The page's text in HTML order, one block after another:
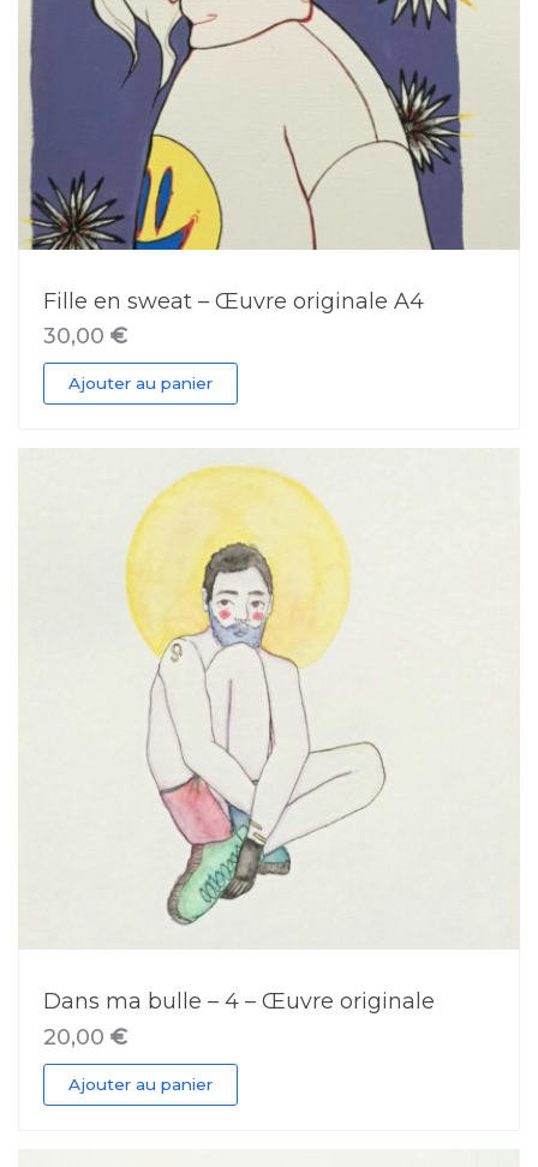
Fille en sweat – Œuvre originale A4
30,00 €
Ajouter au panier
Dans ma bulle – 4 – Œuvre originale
20,00 €
Ajouter au panier